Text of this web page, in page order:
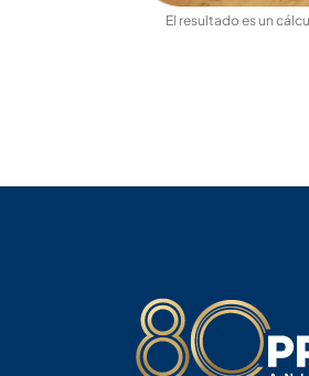
El resultado es un